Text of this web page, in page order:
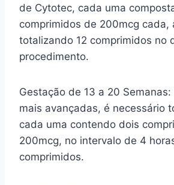
de Cytotec, cada uma
comprimidos de 200mcg cada,
totalizando 12 comprimidos no
procedimento.
Gestação de 13 a 20
mais avançadas, é necessário
cada uma contendo dois
200mcg, no intervalo de 4
comprimidos.